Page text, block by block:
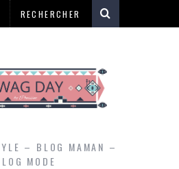
– BLOG MAMAN –
MODE